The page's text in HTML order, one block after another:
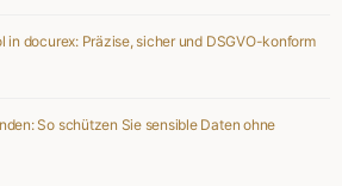
in docurex: Präzise, sicher und DSGVO-konform
So schützen Sie sensible Daten ohne